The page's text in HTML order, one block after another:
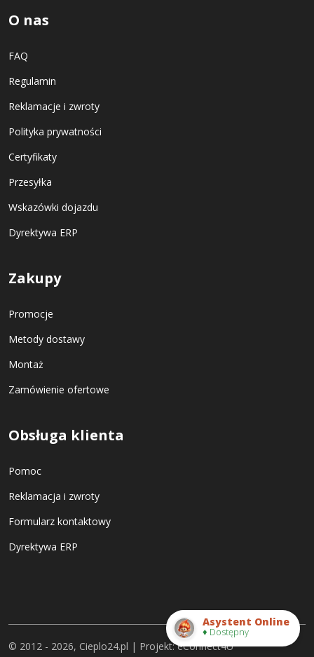
Asystent Online
♦ Dostępny
O nas
FAQ
Regulamin
Reklamacje i zwroty
Polityka prywatności
Certyfikaty
Przesyłka
Wskazówki dojazdu
Dyrektywa ERP
Zakupy
Promocje
Metody dostawy
Montaż
Zamówienie ofertowe
Obsługa klienta
Pomoc
Reklamacja i zwroty
Formularz kontaktowy
Dyrektywa ERP
© 2012 - 2026, Cieplo24.pl | Projekt:eConnect4U